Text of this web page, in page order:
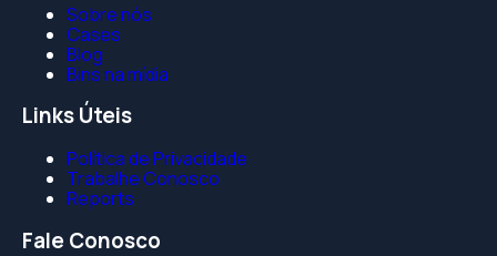
Sobre nós
Cases
Blog
Bins na mídia
Links Úteis
Política de Privacidade
Trabalhe Conosco
Reports
Fale Conosco